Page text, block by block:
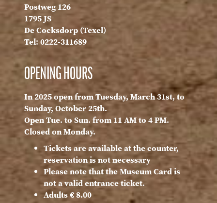
Postweg 126
1795 JS
De Cocksdorp (Texel)
Tel: 0222-311689
OPENING HOURS
In 2025 open from Tuesday, March 31st, to
Sunday, October 25th.
Open Tue. to Sun. from 11 AM to 4 PM.
Closed on Monday.
Tickets are available at the counter,
reservation is not necessary
Please note that the Museum Card is
not a valid entrance ticket.
Adults € 8.00